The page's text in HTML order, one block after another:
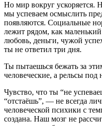
Но мир вокруг ускоряется.
мы успеваем осмыслить
появляются. Социальные
лежит рядом, как
любовь, деньги, чужой
ты не ответил три дня.
Ты пытаешься бежать за
человеческие, а рельсы
Чувство, что ты “не
“отстаёшь”, — не всегда
человеческой психики с
создана. Наш мозг не